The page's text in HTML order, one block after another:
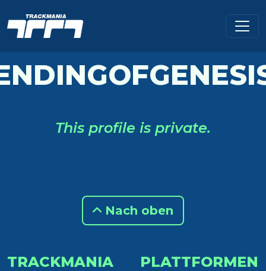
This profile is private.
Nach oben
TRACKMANIA PLATTFORMEN